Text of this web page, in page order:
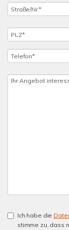
Ich habe die
stimme zu, dass